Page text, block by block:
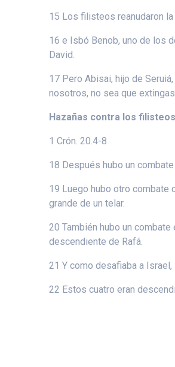
15 Los filisteos reanudaron
16 e Isbó Benob, uno de los
David.
17 Pero Abisai, hijo de
nosotros, no sea que
Hazañas contra los filisteos
1 Crón. 20.4-8
18 Después hubo un
19 Luego hubo otro combate
grande de un telar.
20 También hubo un
descendiente de Rafá.
21 Y como desafiaba a
22 Estos cuatro eran